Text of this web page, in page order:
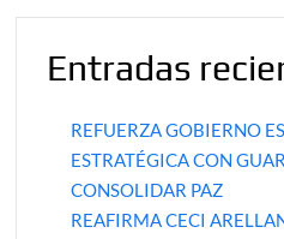
Entradas
REFUERZA GOBIERNO
ESTRATÉGICA CON
CONSOLIDAR PAZ
REAFIRMA CECI